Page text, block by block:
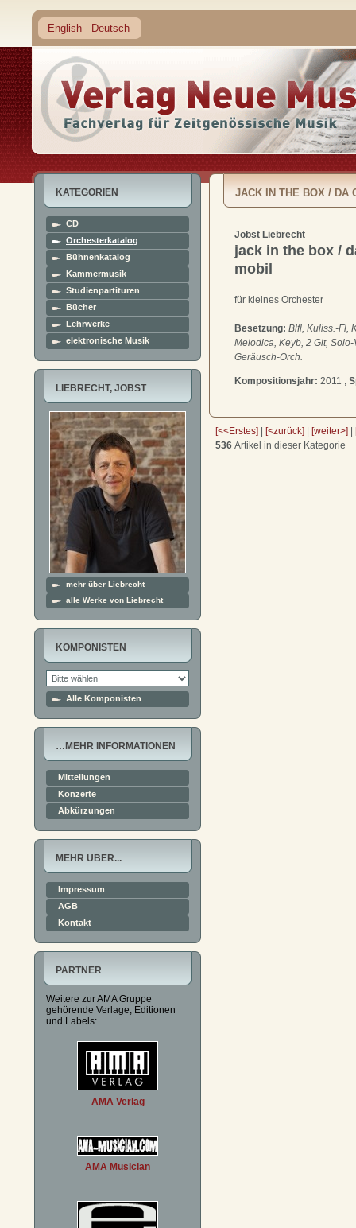
English Deutsch
KATEGORIEN
CD
Orchesterkatalog
Bühnenkatalog
Kammermusik
Studienpartituren
Bücher
Lehrwerke
elektronische Musik
LIEBRECHT, JOBST
mehr über Liebrecht
alle Werke von Liebrecht
KOMPONISTEN
Alle Komponisten
…MEHR INFORMATIONEN
Mitteilungen
Konzerte
Abkürzungen
MEHR ÜBER...
Impressum
AGB
Kontakt
PARTNER
Weitere zur AMA Gruppe
gehörende Verlage, Editionen
und Labels:
AMA Verlag
AMA Musician
JACK IN THE BOX / DA
Jobst Liebrecht
jack in the box /
mobil
für kleines Orchester
Besetzung: Blfl, Kuliss.-Fl,
Melodica, Keyb, 2 Git, Solo-
Geräusch-Orch.
Kompositionsjahr: 2011 ,
[<<Erstes] [<zurück] [weiter>]
536 Artikel in dieser Kategorie